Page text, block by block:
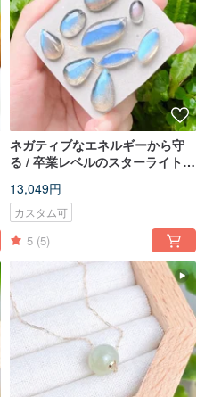
ネガティブなエネルギーから守
る / 卒業レベルのスターライトラ
13,049円
カスタム可
5 (5)